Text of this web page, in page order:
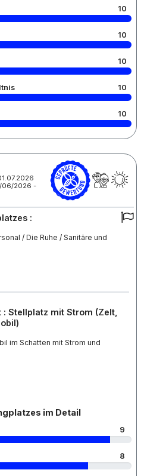
10
10
10
10
10
06/2026 -
:
/ Die Ruhe / Sanitäre und
Stellplatz mit Strom (Zelt,
im Schatten mit Strom und
im Detail
9
8